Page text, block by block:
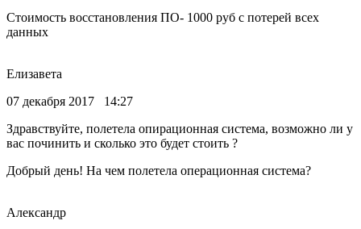
Стоимость восстановления ПО- 1000 руб с потерей всех
данных
Елизавета
07 декабря 2017 14:27
Здравствуйте, полетела опирационная система, возможно ли у
вас починить и сколько это будет стоить ?
Добрый день! На чем полетела операционная система?
Александр